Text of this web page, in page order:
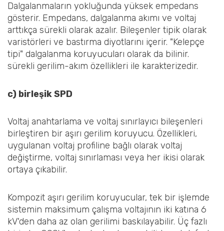
Dalgalanmaların yokluğunda yüksek empedans
gösterir. Empedans, dalgalanma akımı ve voltaj
arttıkça sürekli olarak azalır. Bileşenler tipik olarak
varistörleri ve bastırma diyotlarını içerir. "Kelepçe
tipi" dalgalanma koruyucuları olarak da bilinir.
sürekli gerilim-akım özellikleri ile karakterizedir.
c) birleşik SPD
Voltaj anahtarlama ve voltaj sınırlayıcı bileşenleri
birleştiren bir aşırı gerilim koruyucu. Özellikleri,
uygulanan voltaj profiline bağlı olarak voltaj
değiştirme, voltaj sınırlaması veya her ikisi olarak
ortaya çıkabilir.
Kompozit aşırı gerilim koruyucular, tek bir işlemde
sistemin maksimum çalışma voltajının iki katına 6
kV'den daha az olan gerilimi baskılayabilir. Üç fazlı